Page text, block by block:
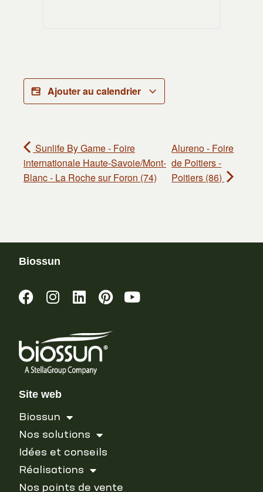
Ajouter au calendrier
Sunlife By Game - Foire
internationale Haute-Savoie/Mont-
Blanc - La Roche sur Foron (74)
Alureno - Foire
de Poitiers -
Poitiers (86)
Biossun
Site web
Biossun
Nos solutions
Idées et conseils
Réalisations
Nos points de vente